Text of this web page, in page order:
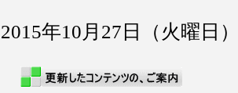
2015年10月27日（火曜日